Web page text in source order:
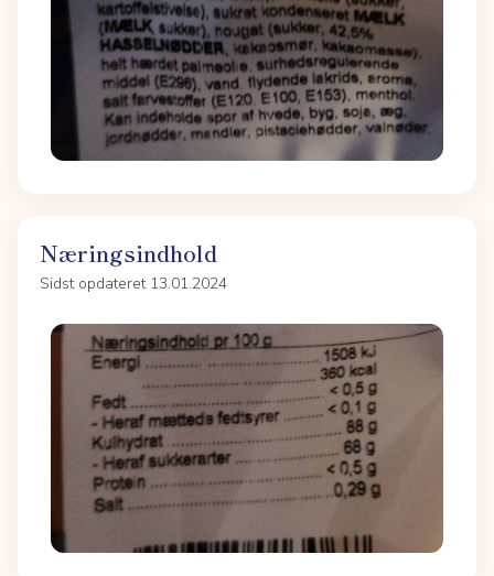
Næringsindhold
Sidst opdateret 13.01.2024